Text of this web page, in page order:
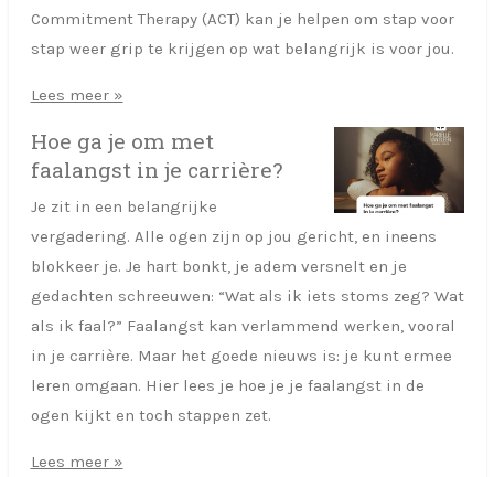
Commitment Therapy (ACT) kan je helpen om stap voor
stap weer grip te krijgen op wat belangrijk is voor jou.
Lees meer »
Hoe ga je om met
faalangst in je carrière?
Je zit in een belangrijke
vergadering. Alle ogen zijn op jou gericht, en ineens
blokkeer je. Je hart bonkt, je adem versnelt en je
gedachten schreeuwen: “Wat als ik iets stoms zeg? Wat
als ik faal?” Faalangst kan verlammend werken, vooral
in je carrière. Maar het goede nieuws is: je kunt ermee
leren omgaan. Hier lees je hoe je je faalangst in de
ogen kijkt en toch stappen zet.
Lees meer »